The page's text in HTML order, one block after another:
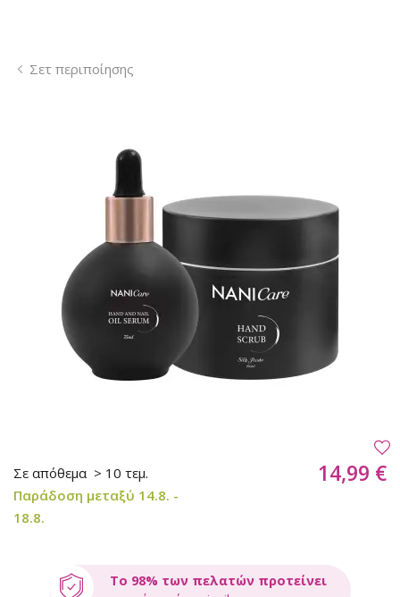
Σετ περιποίησης
Σε απόθεμα > 10 τεμ.
Παράδοση μεταξύ 14.8. -
18.8.
14,99 €
Το 98% των πελατών προτείνει